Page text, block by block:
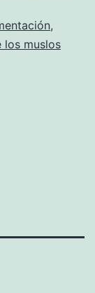
,
los muslos